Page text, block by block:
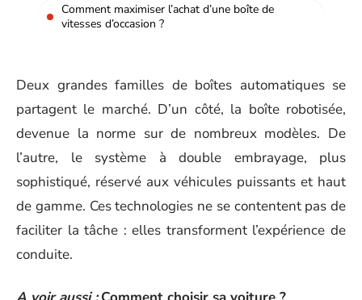
Comment maximiser l’achat d’une boîte de
vitesses d’occasion ?
Deux grandes familles de boîtes automatiques se
partagent le marché. D’un côté, la boîte robotisée,
devenue la norme sur de nombreux modèles. De
l’autre, le système à double embrayage, plus
sophistiqué, réservé aux véhicules puissants et haut
de gamme. Ces technologies ne se contentent pas de
faciliter la tâche : elles transforment l’expérience de
conduite.